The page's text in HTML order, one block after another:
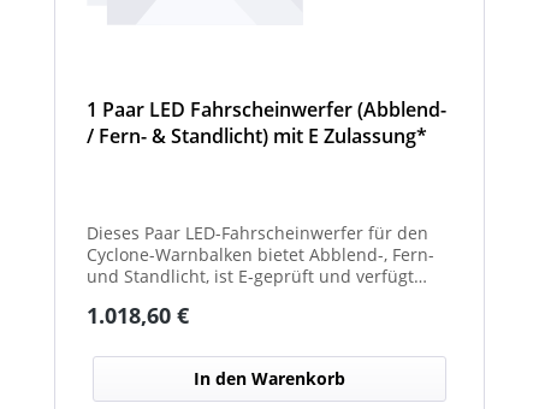
1 Paar LED Fahrscheinwerfer (Abblend-
/ Fern- & Standlicht) mit E Zulassung*
Dieses Paar LED-Fahrscheinwerfer für den
Cyclone-Warnbalken bietet Abblend-, Fern-
und Standlicht, ist E-geprüft und verfügt
Einsatz im Winterdienst.
Regulärer Preis:
1.018,60 €
In den Warenkorb